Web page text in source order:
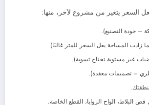
السعر يتغير من مشروع لآخر، منها:
– جودة التصنيع).
زادت المساحة يقل السعر للمتر غالبًا).
غير مستوية تحتاج تسوية).
– تصميمات معقدة).
البلاط، الواح الزوايا، القطع الخاصة.